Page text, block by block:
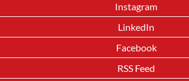
Instagram
LinkedIn
Facebook
RSS Feed